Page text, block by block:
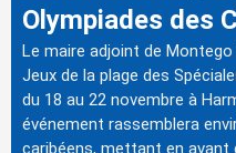
Olympiades des
Le maire adjoint de
Jeux de la plage des
du 18 au 22 novembre à
événement rassemblera
caribéens, mettant en avant